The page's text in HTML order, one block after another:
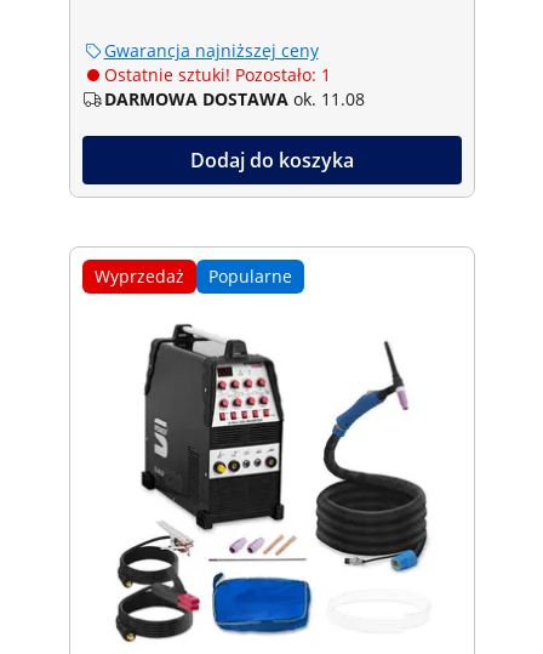
Gwarancja najniższej ceny
Ostatnie sztuki! Pozostało: 1
DARMOWA DOSTAWA ok. 11.08
Dodaj do koszyka
Wyprzedaż Popularne